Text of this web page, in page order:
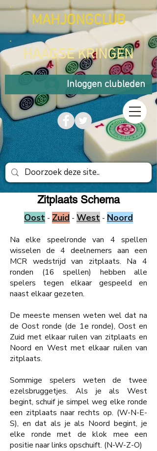
MAHJONGCLUB
HAAGSE KRINGEN
Inloggen clubleden
Zitplaats Schema
Oost - Zuid - West - Noord
Na elke speelronde van 4 spellen
wisselen de 4 deelnemers aan een
MCR wedstrijd van zitplaats. Na 4
ronden (16 spellen) hebben alle
spelers tegen elkaar gespeeld en
naast elkaar gezeten.
De meeste mensen weten wel dat na
de Oost ronde (de 1e ronde), Oost en
Zuid met elkaar ruilen van zitplaats en
Noord en West met elkaar ruilen van
zitplaats.
Sommige spelers weten de twee
ezelsbruggetjes. Als je als West
begint, schuif je simpel weg elke ronde
een zitplaats naar rechts op. (W-N-E-
S), en dat als je als Noord begint, je
elke ronde met de klok mee een
positie naar links opschuift. (N-W-Z-O)